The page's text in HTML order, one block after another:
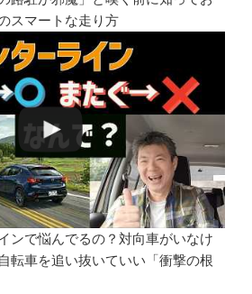
スマートな走り方
ンで悩んでるの？対向車がいなけ
転車を追い抜いていい「衝撃の根